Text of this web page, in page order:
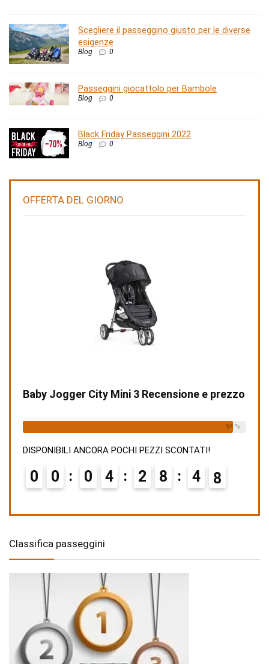
Scegliere il passeggino giusto per le diverse
esigenze
Blog 0
Passeggini giocattolo per Bambole
Blog 0
Black Friday Passeggini 2022
Blog 0
OFFERTA DEL GIORNO
Baby Jogger City Mini 3 Recensione e prezzo
Available:16
94 %
DISPONIBILI ANCORA POCHI PEZZI SCONTATI!
0 0 0 4 2 8 4 6
7
Classifica passeggini